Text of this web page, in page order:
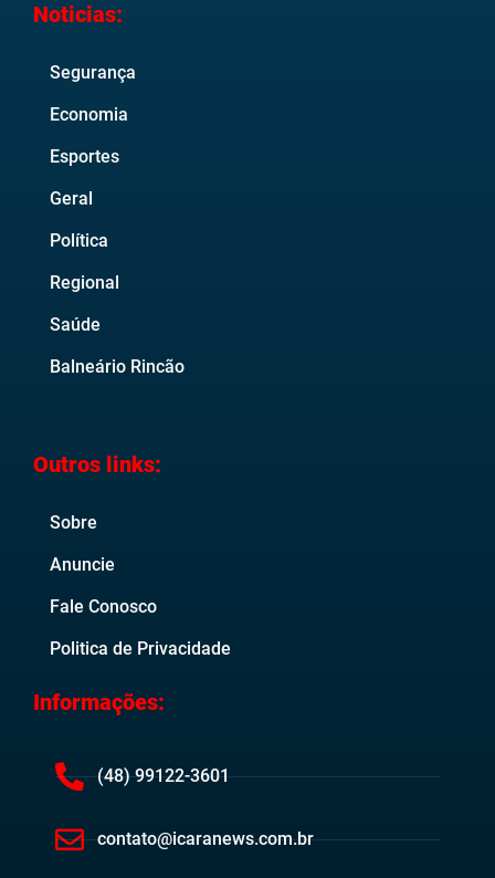
Noticias:
Segurança
Economia
Esportes
Geral
Política
Regional
Saúde
Balneário Rincão
Outros links:
Sobre
Anuncie
Fale Conosco
Politica de Privacidade
Informações:
(48) 99122-3601
contato@icaranews.com.br